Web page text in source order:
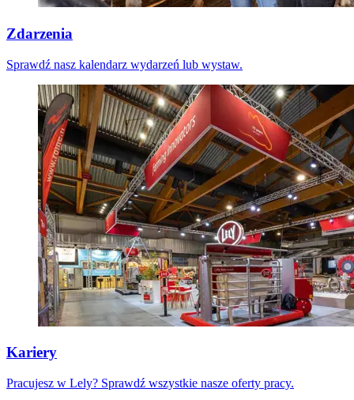
Zdarzenia
Sprawdź nasz kalendarz wydarzeń lub wystaw.
Kariery
Pracujesz w Lely? Sprawdź wszystkie nasze oferty pracy.